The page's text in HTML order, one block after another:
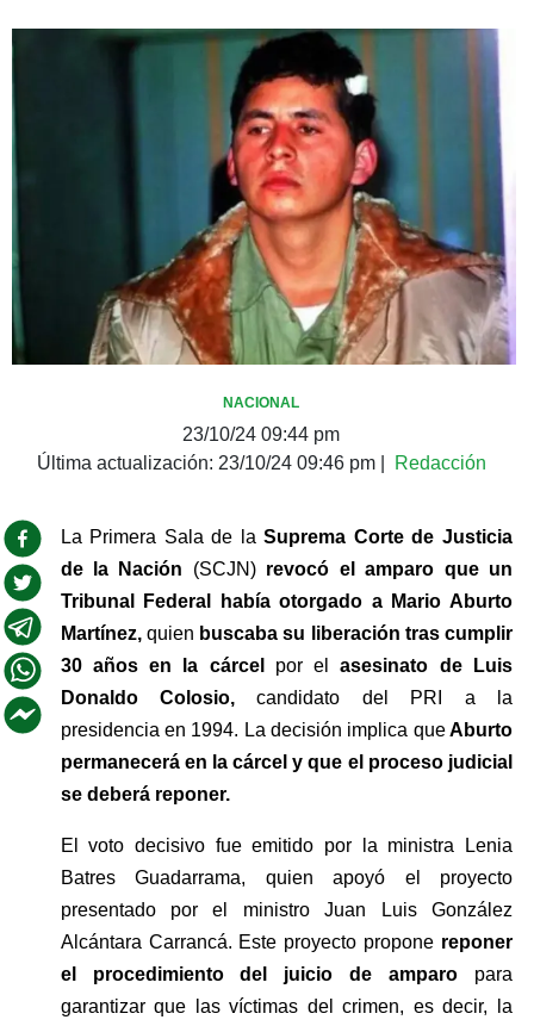
NACIONAL
23/10/24 09:44 pm
Última actualización: 23/10/24 09:46 pm| Redacción
La Primera Sala de la Suprema Corte de Justicia
de la Nación (SCJN) revocó el amparo que un
Tribunal Federal había otorgado a Mario Aburto
Martínez, quien buscaba su liberación tras cumplir
30 años en la cárcel
por el asesinato de Luis
Donaldo Colosio, candidato del PRI a la
presidencia en 1994. La decisión implica que Aburto
permanecerá en la cárcel y que el proceso judicial
se deberá reponer.
El voto decisivo fue emitido por la ministra Lenia
Batres Guadarrama, quien apoyó el proyecto
presentado por el ministro Juan Luis González
Alcántara Carrancá. Este proyecto propone reponer
el procedimiento del juicio de amparo para
garantizar que las víctimas del crimen, es decir, la